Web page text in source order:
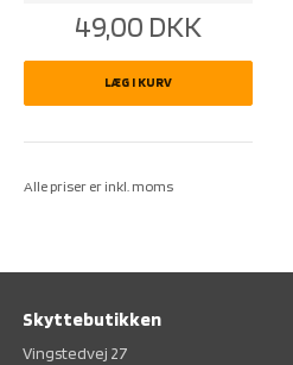
49,00 DKK
LÆG I KURV
Alle priser er inkl. moms
Skyttebutikken
Vingstedvej 27